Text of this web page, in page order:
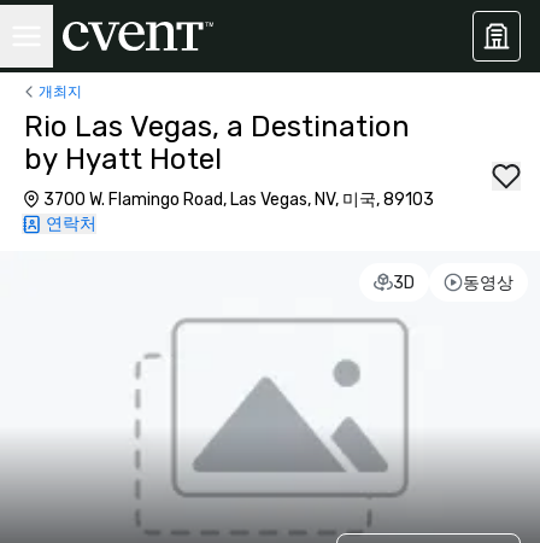
개최지
Rio Las Vegas, a Destination
by Hyatt Hotel
3700 W. Flamingo Road, Las Vegas, NV, 미국, 89103
연락처
3D 동영상